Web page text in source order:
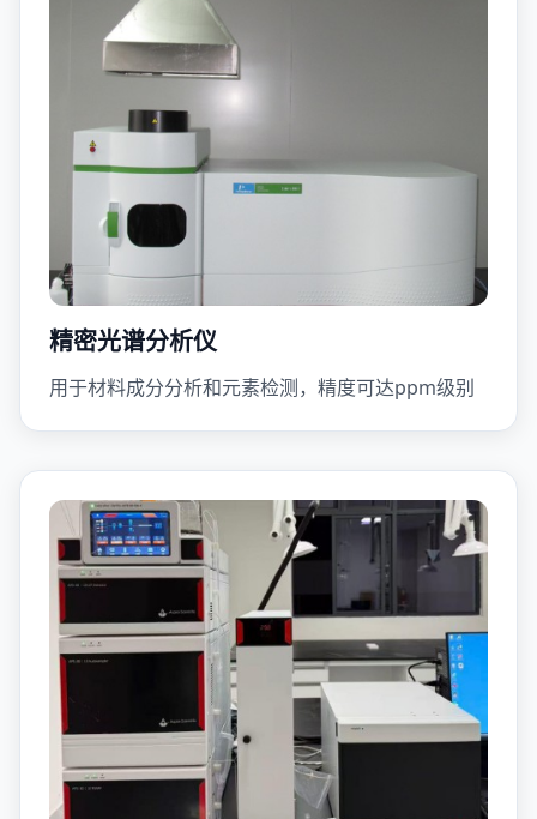
精密光谱分析仪
用于材料成分分析和元素检测，精度可达ppm级别